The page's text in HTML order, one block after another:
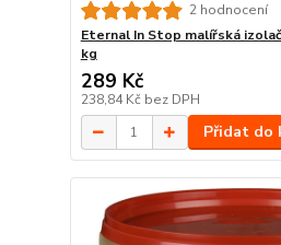
2 hodnocení
Eternal In Stop malířská
kg
289 Kč
238,84 Kč bez DPH
Přidat do